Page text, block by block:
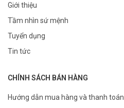
Giới thiệu
Tầm nhìn sứ mệnh
Tuyển dụng
Tin tức
CHÍNH SÁCH BÁN HÀNG
Hướng dẫn mua hàng và thanh toán